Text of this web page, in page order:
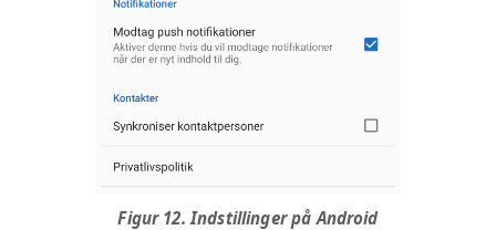
Figur 12. Indstillinger på Android